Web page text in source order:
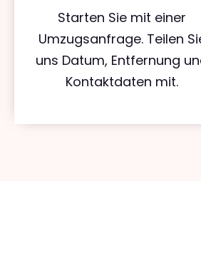
Starten Sie mit einer
Umzugsanfrage. Teilen
uns Datum, Entfernung
Kontaktdaten mit.